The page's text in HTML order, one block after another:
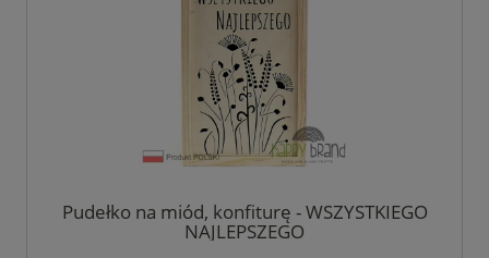
Pudełko na miód, konfiturę - WSZYSTKIEGO
NAJLEPSZEGO